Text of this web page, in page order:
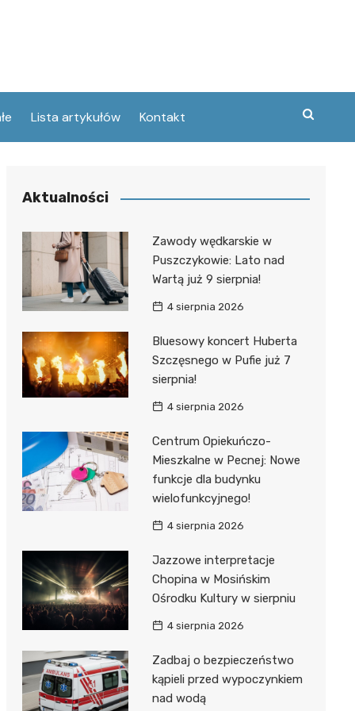
Lista artykułów Kontakt
Aktualności
Zawody wędkarskie w
Puszczykowie: Lato nad
Wartą już 9 sierpnia!
4 sierpnia 2026
Bluesowy koncert Huberta
Szczęsnego w Pufie już 7
sierpnia!
4 sierpnia 2026
Centrum Opiekuńczo-
Mieszkalne w Pecnej: Nowe
funkcje dla budynku
wielofunkcyjnego!
4 sierpnia 2026
Jazzowe interpretacje
Chopina w Mosińskim
Ośrodku Kultury w sierpniu
4 sierpnia 2026
Zadbaj o bezpieczeństwo
kąpieli przed wypoczynkiem
nad wodą